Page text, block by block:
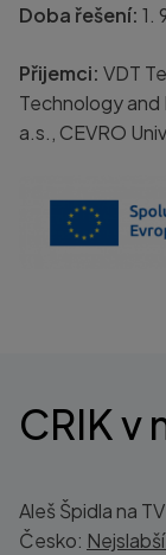
Doba řešení: 1.
Přijemci: VDT
Technology and
a.s., CEVRO
CRIK v
Aleš Špidla na
Česko: